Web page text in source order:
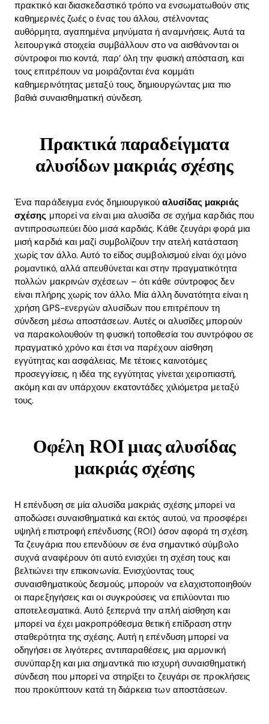
Home
Blog
Download
πρακτικό και διασκεδαστικό τρόπο να ενσωματωθούν στις
καθημερινές ζωές ο ένας του άλλου, στέλνοντας
αυθόρμητα, αγαπημένα μηνύματα ή αναμνήσεις. Αυτά τα
λειτουργικά στοιχεία συμβάλλουν στο να αισθάνονται οι
σύντροφοι πιο κοντά, παρ’ όλη την φυσική απόσταση, και
τους επιτρέπουν να μοιράζονται ένα κομμάτι
καθημερινότητας μεταξύ τους, δημιουργώντας μια πιο
βαθιά συναισθηματική σύνδεση.
Πρακτικά παραδείγματα
αλυσίδων μακριάς σχέσης
Ένα παράδειγμα ενός δημιουργικούαλυσίδας μακριάς
σχέσης μπορεί να είναι μια αλυσίδα σε σχήμα καρδιάς που
αντιπροσωπεύει δύο μισά καρδιάς. Κάθε ζευγάρι φορά μια
μισή καρδιά και μαζί συμβολίζουν την ατελή κατάσταση
χωρίς τον άλλο. Αυτό το είδος συμβολισμού είναι όχι μόνο
ρομαντικό, αλλά απευθύνεται και στην πραγματικότητα
πολλών μακρινών σχέσεων – ότι κάθε σύντροφος δεν
είναι πλήρης χωρίς τον άλλο. Μία άλλη δυνατότητα είναι η
χρήση GPS-ενεργών αλυσίδων που επιτρέπουν τη
σύνδεση μέσω αποστάσεων. Αυτές οι αλυσίδες μπορούν
να παρακολουθούν τη φυσική τοποθεσία του συντρόφου σε
πραγματικό χρόνο και έτσι να παρέχουν αίσθηση
εγγύτητας και ασφάλειας. Με τέτοιες καινοτόμες
προσεγγίσεις, η ιδέα της εγγύτητας γίνεται χειροπιαστή,
ακόμη και αν υπάρχουν εκατοντάδες χιλιόμετρα μεταξύ
τους.
Οφέλη ROI μιας αλυσίδας
μακριάς σχέσης
Η επένδυση σε μία αλυσίδα μακριάς σχέσης μπορεί να
αποδώσει συναισθηματικά και εκτός αυτού, να προσφέρει
υψηλή επιστροφή επένδυσης (ROI) όσον αφορά τη σχέση.
Τα ζευγάρια που επενδύουν σε ένα σημαντικό σύμβολο
συχνά αναφέρουν ότι αυτό ενισχύει τη σχέση τους και
βελτιώνει την επικοινωνία. Ενισχύοντας τους
συναισθηματικούς δεσμούς, μπορούν να ελαχιστοποιηθούν
οι παρεξηγήσεις και οι συγκρούσεις να επιλύονται πιο
αποτελεσματικά. Αυτό ξεπερνά την απλή αίσθηση και
μπορεί να έχει μακροπρόθεσμα θετική επίδραση στην
σταθερότητα της σχέσης. Αυτή η επένδυση μπορεί να
οδηγήσει σε λιγότερες αντιπαραθέσεις, μια αρμονική
συνύπαρξη και μια σημαντικά πιο ισχυρή συναισθηματική
σύνδεση που μπορεί να στηρίξει το ζευγάρι σε προκλήσεις
που προκύπτουν κατά τη διάρκεια των αποστάσεων.